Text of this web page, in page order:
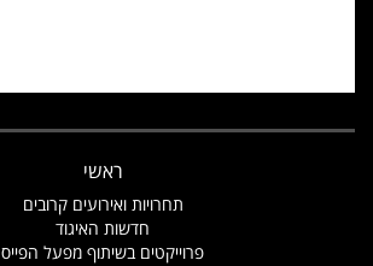
ראשי
תחרויות ואירועים קרובים
חדשות האיגוד
פרוייקטים בשיתוף מפעל הפייס